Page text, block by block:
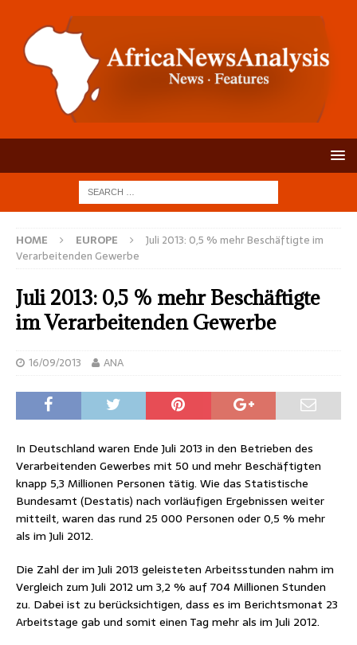
HOME EUROPE
Juli 2013: 0,5 % mehr Beschäf­tigte im
Verar­beiten­den Gewerbe
Juli 2013: 0,5 % mehr Beschäf­tigte
im Verar­beiten­den Gewerbe
16/09/2013 ANA
In Deutschland waren Ende Juli 2013 in den Betrieben des
Verarbeitenden Gewerbes mit 50 und mehr Beschäftigten
knapp 5,3 Millionen Personen tätig. Wie das Statistische
Bundesamt (Destatis) nach vorläufigen Ergebnissen weiter
mitteilt, waren das rund 25 000 Personen oder 0,5 % mehr
als im Juli 2012.
Die Zahl der im Juli 2013 geleisteten Arbeitsstunden nahm im
Vergleich zum Juli 2012 um 3,2 % auf 704 Millionen Stunden
zu. Dabei ist zu berücksichtigen, dass es im Berichtsmonat 23
Arbeitstage gab und somit einen Tag mehr als im Juli 2012.